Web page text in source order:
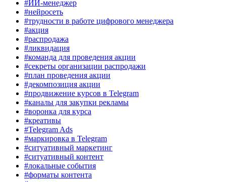
#ИИ-менеджер
#нейросеть
#трудности в работе цифрового менеджера
#акция
#распродажа
#ликвидация
#команда для проведения акции
#секреты организации распродажи
#план проведения акции
#декомпозиция акции
#продвижение курсов в Telegram
#каналы для закупки рекламы
#воронка для курса
#креативы
#Telegram Ads
#маркировка в Telegram
#ситуативный маркетинг
#ситуативный контент
#локальные события
#форматы контента